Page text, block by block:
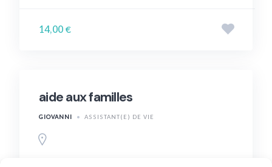
14,00 €
aide aux familles
GIOVANNI ASSISTANT(E) DE VIE